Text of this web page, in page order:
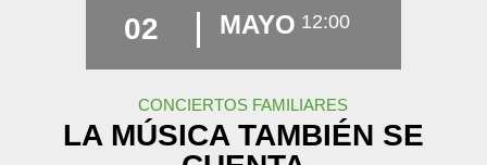
02 MAYO 12:00
CONCIERTOS FAMILIARES
LA MÚSICA TAMBIÉN SE